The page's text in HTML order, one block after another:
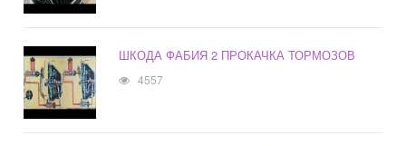
ШКОДА ФАБИЯ 2 ПРОКАЧКА ТОРМОЗОВ
4557